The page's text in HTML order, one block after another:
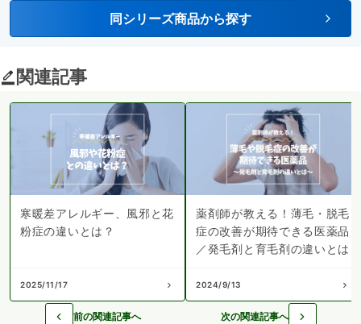
同シリーズ商品から探す
関連記事
寒暖差アレルギー、風邪と花
粉症の違いとは？
2025/11/17
薬剤師が教える！薄毛・脱毛
症の改善が期待できる医薬品
／発毛剤と育毛剤の違いとは
2024/9/13
前の関連記事へ 次の関連記事へ